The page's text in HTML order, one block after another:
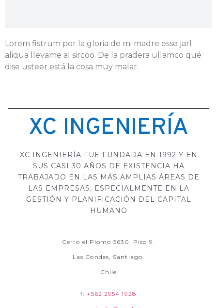
Lorem fistrum por la gloria de mi madre esse jarl
aliqua llevame al sircoo. De la pradera ullamco qué
dise usteer está la cosa muy malar.
XC INGENIERÍA
XC INGENIERÍA FUE FUNDADA EN 1992 Y EN
SUS CASI 30 AÑOS DE EXISTENCIA HA
TRABAJADO EN LAS MÁS AMPLIAS ÁREAS DE
LAS EMPRESAS, ESPECIALMENTE EN LA
GESTIÓN Y PLANIFICACIÓN DEL CAPITAL
HUMANO
Cerro el Plomo 5630, Piso 9.
Las Condes, Santiago.
Chile
f:+562 2954 1928